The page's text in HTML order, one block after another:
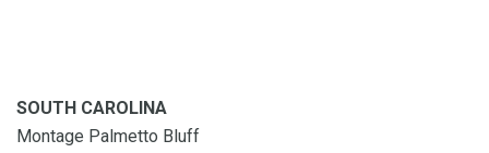
SOUTH CAROLINA
Montage Palmetto Bluff